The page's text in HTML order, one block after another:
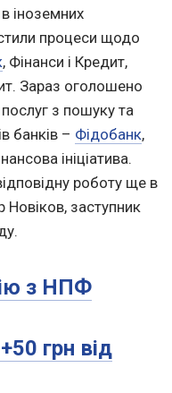
іноземних
процеси щодо
, Фінанси і Кредит,
Зараз оголошено
з пошуку та
банків – Фідобанк,
ініціатива.
роботу ще в
Новіков, заступник
з НПФ
грн від